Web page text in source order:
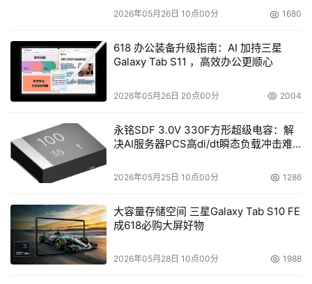
各自的领域内不断实现创新突破，像Huhtamaki这样的用户
本文来源于DOIT传媒，文章内容仅供参考，不构成投资建议。
2026年05月26日 10点00分 1680
618 办公装备升级指南：AI 加持三星
Galaxy Tab S11 ，高效办公更顺心
2026年05月26日 20点00分 2004
永铭SDF 3.0V 330F方形超级电容：解
决AI服务器PCS高di/dt瞬态负载冲击难
2026年05月25日 10点00分 1286
大容量存储空间 三星Galaxy Tab S10 FE
成618必购大屏好物
2026年05月28日 10点00分 1988